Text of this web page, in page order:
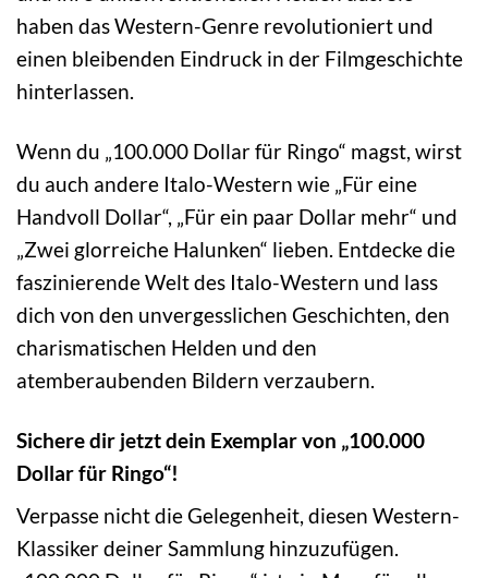
haben das Western-Genre revolutioniert und
einen bleibenden Eindruck in der Filmgeschichte
hinterlassen.
Wenn du „100.000 Dollar für Ringo“ magst, wirst
du auch andere Italo-Western wie „Für eine
Handvoll Dollar“, „Für ein paar Dollar mehr“ und
„Zwei glorreiche Halunken“ lieben. Entdecke die
faszinierende Welt des Italo-Western und lass
dich von den unvergesslichen Geschichten, den
charismatischen Helden und den
atemberaubenden Bildern verzaubern.
Sichere dir jetzt dein Exemplar von „100.000
Dollar für Ringo“!
Verpasse nicht die Gelegenheit, diesen Western-
Klassiker deiner Sammlung hinzuzufügen.